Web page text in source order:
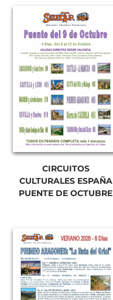
CIRCUITOS
CULTURALES ESPAÑA
PUENTE DE OCTUBRE